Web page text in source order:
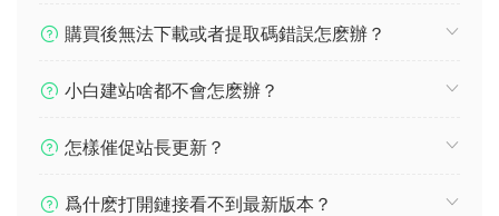
購買後無法下載或者提取碼錯誤怎麽辦？
小白建站啥都不會怎麽辦？
怎樣催促站長更新？
爲什麽打開鏈接看不到最新版本？